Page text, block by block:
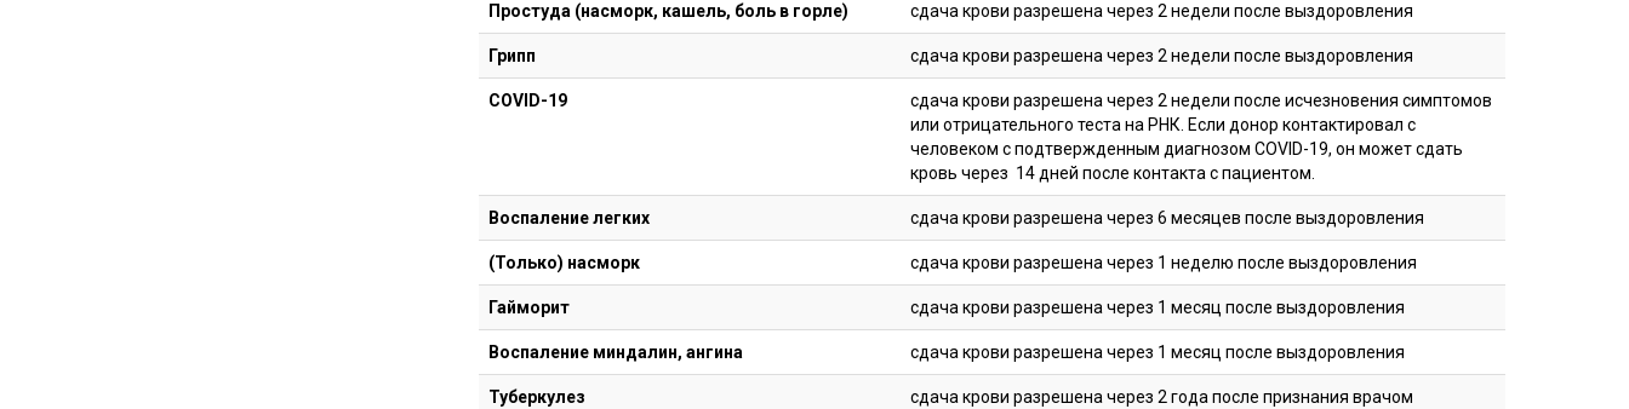
Простуда (насморк, кашель, боль в горле) сдача крови разрешена через 2 недели после выздоровления
Грипп сдача крови разрешена через 2 недели после выздоровления
COVID-19
cдача крови разрешена через 2 недели после исчезновения симптомов
или отрицательного теста на РНК. Если донор контактировал с
человеком с подтвержденным диагнозом COVID-19, он может сдать
кровь через 14 дней после контакта с пациентом.
Воспаление легких сдача крови разрешена через 6 месяцев после выздоровления
(Только) насморк сдача крови разрешена через 1 неделю после выздоровления
Гайморит сдача крови разрешена через 1 месяц после выздоровления
Воспаление миндалин, ангина сдача крови разрешена через 1 месяц после выздоровления
Туберкулез
сдача крови разрешена через 2 года после признания врачом